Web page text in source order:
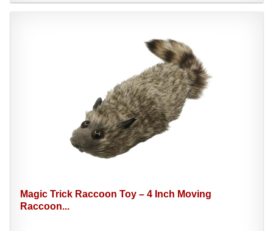
Magic Trick Raccoon Toy – 4 Inch Moving
Raccoon...